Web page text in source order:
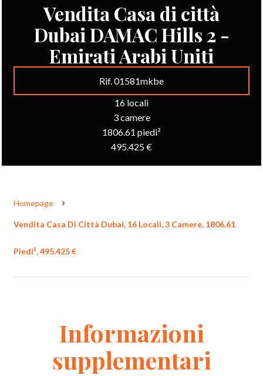
Vendita Casa di città
Dubai DAMAC Hills 2 -
Emirati Arabi Uniti
Rif. 01581mkbe
16 locali
3 camere
1806.61 piedi²
495.425 €
Homepage
Vendita Casa Di Città Dubai, 16 Locali, 3 Camere, 1806.61
Piedi², 495.425 €
Informazioni
supplementari